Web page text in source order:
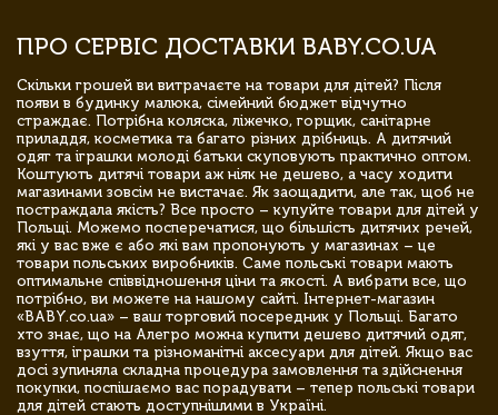
ПРО СЕРВІС ДОСТАВКИ BABY.CO.UA
Скільки грошей ви витрачаєте на товари для дітей? Після
появи в будинку малюка, сімейний бюджет відчутно
страждає. Потрібна коляска, ліжечко, горщик, санітарне
приладдя, косметика та багато різних дрібниць. А дитячий
одяг та іграшки молоді батьки скуповують практично оптом.
Коштують дитячі товари аж ніяк не дешево, а часу ходити
магазинами зовсім не вистачає. Як заощадити, але так, щоб не
постраждала якість? Все просто – купуйте товари для дітей у
Польщі. Можемо посперечатися, що більшість дитячих речей,
які у вас вже є або які вам пропонують у магазинах – це
товари польських виробників. Саме польські товари мають
оптимальне співвідношення ціни та якості. А вибрати все, що
потрібно, ви можете на нашому сайті. Інтернет-магазин
«BABY.co.ua» – ваш торговий посередник у Польщі. Багато
хто знає, що на Алегро можна купити дешево дитячий одяг,
взуття, іграшки та різноманітні аксесуари для дітей. Якщо вас
досі зупиняла складна процедура замовлення та здійснення
покупки, поспішаємо вас порадувати – тепер польські товари
для дітей стають доступнішими в Україні.